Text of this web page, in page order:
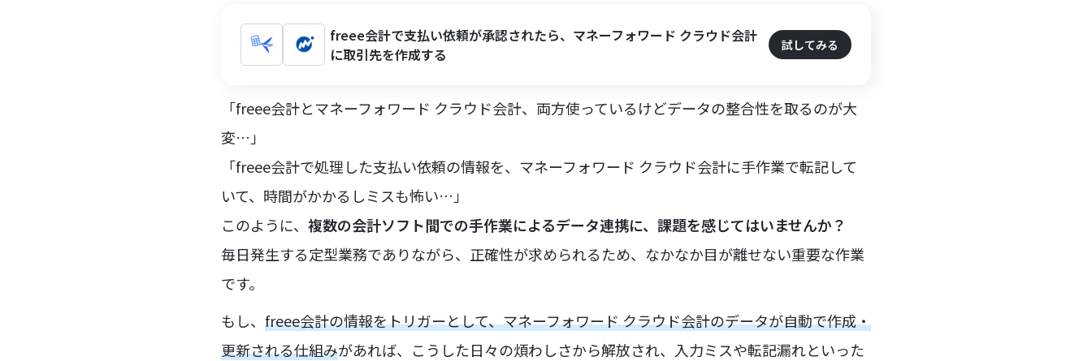
freee会計で支払い依頼が承認されたら、マネーフォワード クラウド会計
に取引先を作成する
試してみる
「freee会計とマネーフォワード クラウド会計、両方使っているけどデータの整合性を取るのが大
変…」
「freee会計で処理した支払い依頼の情報を、マネーフォワード クラウド会計に手作業で転記して
いて、時間がかかるしミスも怖い…」
このように、 複数の会計ソフト間での手作業によるデータ連携に、課題を感じてはいませんか？
毎日発生する定型業務でありながら、正確性が求められるため、なかなか目が離せない重要な作業
です。
もし、 freee会計の情報をトリガーとして、マネーフォワード クラウド会計のデータが自動で作成・
更新される仕組みがあれば、こうした日々の煩わしさから解放され、入力ミスや転記漏れといった